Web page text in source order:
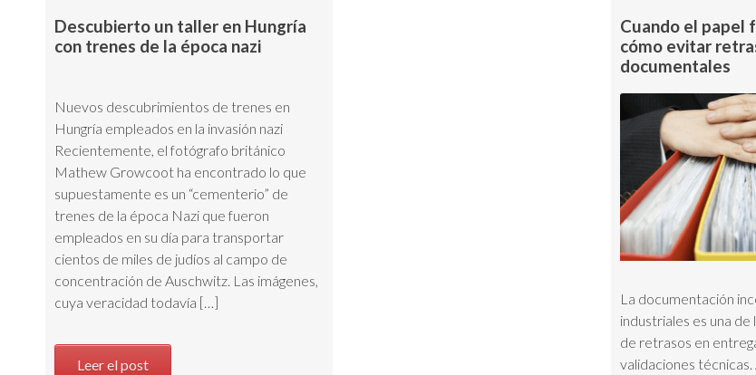
Descubierto un taller en Hungría
con trenes de la época nazi
Nuevos descubrimientos de trenes en
Hungría empleados en la invasión nazi
Recientemente, el fotógrafo británico
Mathew Growcoot ha encontrado lo que
supuestamente es un “cementerio” de
trenes de la época Nazi que fueron
empleados en su día para transportar
cientos de miles de judíos al campo de
concentración de Auschwitz. Las imágenes,
cuya veracidad todavía […]
Leer el post
Cuando el papel
cómo evitar
documentales
La documentación
industriales es una de
de retrasos en
validaciones técnicas.